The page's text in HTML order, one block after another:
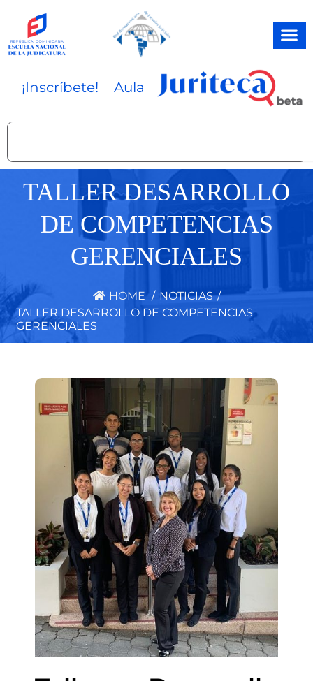
contenido
¡Inscríbete! Aula
Search
TALLER DESARROLLO
DE COMPETENCIAS
GERENCIALES
HOME / NOTICIAS /
TALLER DESARROLLO DE COMPETENCIAS
GERENCIALES